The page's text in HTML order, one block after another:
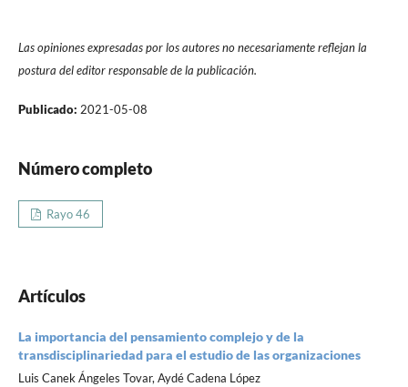
Las opiniones expresadas por los autores no necesariamente reflejan la
postura del editor responsable de la publicación.
Publicado: 2021-05-08
Número completo
Rayo 46
Artículos
La importancia del pensamiento complejo y de la
transdisciplinariedad para el estudio de las organizaciones
Luis Canek Ángeles Tovar, Aydé Cadena López